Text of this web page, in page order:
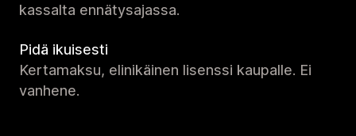
kassalta ennätysajassa.
Pidä ikuisesti
Kertamaksu, elinikäinen lisenssi kaupalle. Ei
vanhene.